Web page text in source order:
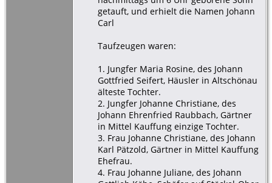
getauft, und erhielt die Namen Johann
Carl
Taufzeugen waren:
1. Jungfer Maria Rosine, des Johann
Gottfried Seifert, Häusler in Altschönau
älteste Tochter.
2. Jungfer Johanne Christiane, des
Johann Ehrenfried Raubbach, Gärtner
in Mittel Kauffung einzige Tochter.
3. Frau Johanne Christiane, des Johann
Karl Pätzold, Gärtner in Mittel Kauffung
Ehefrau.
4. Frau Johanne Juliane, des Johann